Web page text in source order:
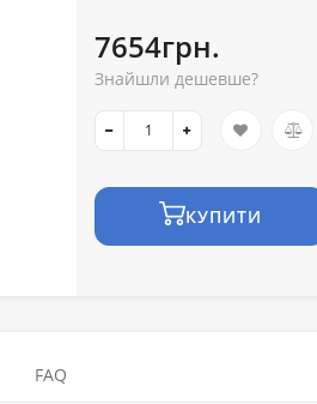
7654грн.
Знайшли дешевше?
КУПИТИ
FAQ